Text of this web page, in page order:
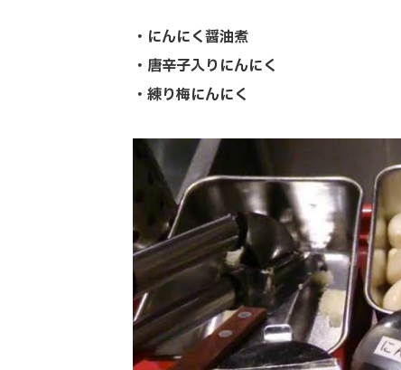
・にんにく醤油煮
・唐辛子入りにんにく
・練り梅にんにく